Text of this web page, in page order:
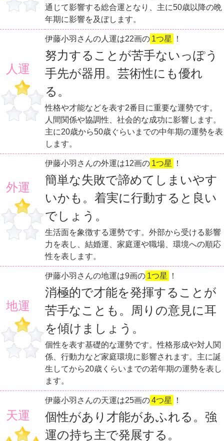
通じて影響する総合運となり、主に50歳以降の晩
年期に影響を及ぼします。
人運
伊藤小羽さんの人運は22画の 1つ星 ！
努力することが苦手ないっぽう
手先が器用。芸術性にも優れ
る。
性格や才能などを表す2番目に重要な運勢です。
人間関係や協調性、社会的な成功に影響します。
主に20歳から50歳ぐらいまでの中年期の運勢を表
します。
外運
伊藤小羽さんの外運は12画の 1つ星 ！
簡単な失敗で諦めてしまいやす
いかも。着実に行動すると良い
でしょう。
生活面を象徴する運勢です。外部から受ける影響
力を表し、結婚運、家庭運や職場、環境への順応
性を表します。
地運
伊藤小羽さんの地運は9画の 1つ星 ！
消極的で才能を発揮することが
苦手なことも。周りの意見に耳
を傾けましょう。
個性を表す基礎的な運勢です。性格形成や対人関
係、行動力など家庭環境に影響されます。主に誕
生してから20歳くらいまでの若年期の運勢を表し
ます。
天運
伊藤小羽さんの天運は25画の4つ星 ！
個性があり才能があふれる。強
運の持ち主で発展する。